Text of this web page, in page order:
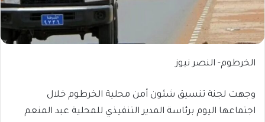
الخرطوم- النصر نيوز
وجهت لجنة تنسيق شئون أمن محلية الخرطوم خلال
اجتماعها اليوم برئاسة المدير التنفيذي للمحلية عبد المنعم